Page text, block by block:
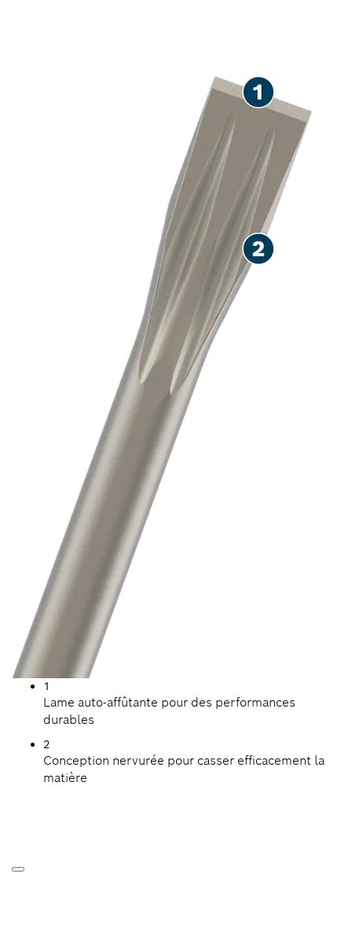
1
Lame auto-affûtante pour des performances
durables
2
Conception nervurée pour casser efficacement la
matière